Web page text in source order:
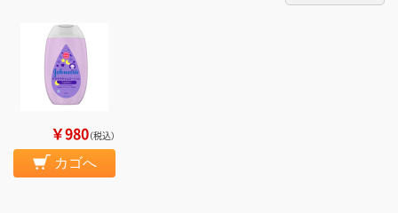
￥980（税込）
カゴへ